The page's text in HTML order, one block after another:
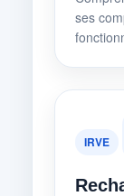
ses
IRVE